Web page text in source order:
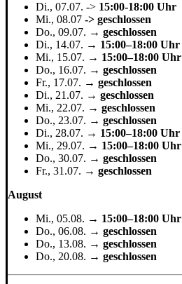
Di., 07.07. -> 15:00-18:00 Uhr
Mi., 08.07 -> geschlossen
Do., 09.07. → geschlossen
Di., 14.07. → 15:00–18:00 Uhr
Mi., 15.07. → 15:00–18:00 Uhr
Do., 16.07. → geschlossen
Fr., 17.07. → geschlossen
Di., 21.07. → geschlossen
Mi., 22.07. → geschlossen
Do., 23.07. → geschlossen
Di., 28.07. → 15:00–18:00 Uhr
Mi., 29.07. → 15:00–18:00 Uhr
Do., 30.07. → geschlossen
Fr., 31.07. → geschlossen
August
Mi., 05.08. → 15:00–18:00 Uhr
Do., 06.08. → geschlossen
Do., 13.08. → geschlossen
Do., 20.08. → geschlossen